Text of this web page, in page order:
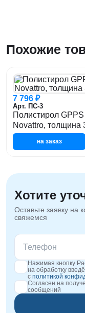
Похожие
7 796 ₽
Арт. ПС-3
Полистирол GPPS
Novattro, толщина
на заказ
Хотите
Оставьте заявку на
свяжемся
Нажимая кнопку
на обработку
с политикой
Согласен на
сообщений